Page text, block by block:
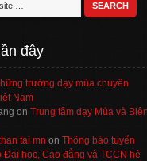
đây
trường dạy múa chuyên
Nam
on Trung tâm dạy Múa và Biên
tai mn on Thông báo tuyển
Đại học, Cao đẳng và TCCN hệ